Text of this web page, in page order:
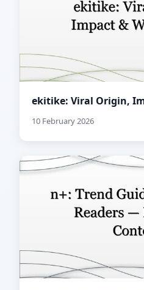
ekitike: Viral Origin,
10 February 2026